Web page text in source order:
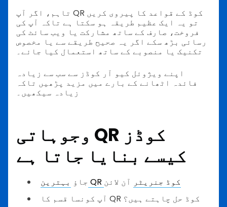
تاہم، اگر آپ QR کوڈ کے قواعد کا پیروی کریں
تو یہ ایک عظیم طریقہ ہو سکتا ہے تاکہ آپ کی
فروخت، صارف کے ساتھ مشارکت یا ویب سائٹ کی
رسائی بڑھ سکے اگر یہ صحیح طریقے سے یا مخصوص
تکنیک یا منصوبے کے ساتھ استعمال کیا جائے۔
اپنے ویژوئل کیو آر کوڈز سے سب سے زیادہ
فائدہ اٹھانے کے بارے میں مزید پڑھیں تاکہ
زیادہ سیکھیں۔
وجوہاتی QR کوڈز
کیسے بنایا جاتا ہے
جاؤ بہترین QR کوڈ جنریٹر آن لائن
آپ کونسا قسم کا QR کوڈ حل چاہتے ہیں؟